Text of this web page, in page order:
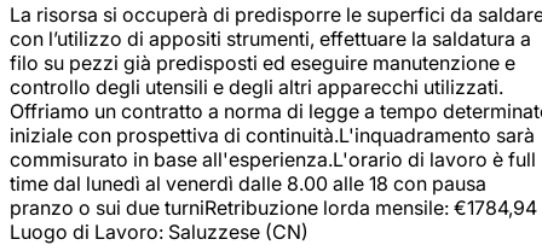
La risorsa si occuperà di predisporre le superfici da
con l’utilizzo di appositi strumenti, effettuare la saldatura a
filo su pezzi già predisposti ed eseguire manutenzione e
controllo degli utensili e degli altri apparecchi utilizzati.
Offriamo un contratto a norma di legge a tempo
iniziale con prospettiva di continuità.L'inquadramento sarà
commisurato in base all'esperienza.L'orario di lavoro è full
time dal lunedì al venerdì dalle 8.00 alle 18 con pausa
pranzo o sui due turniRetribuzione lorda mensile: €1784,94
Luogo di Lavoro: Saluzzese (CN)